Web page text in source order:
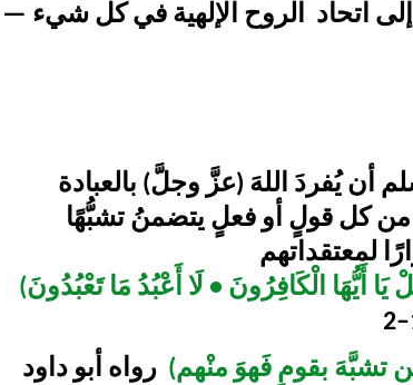
إلى اتحاد الروح الإلهية في كل شيء —
أن يُفردَ اللهَ (عزَّ وجلَّ) بالعبادة
من كل قولٍ أو فعلٍ يتضمنُ تشبُّهًا
لمعتقداتهم
يَا أَيُّهَا الْكَافِرُونَ • لَا أَعْبُدُ مَا تَعْبُدُونَ)
تشبَّهَ بقومٍ فَهوَ منْهم) رواه أبو داود